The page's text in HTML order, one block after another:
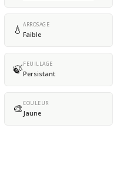
💧 ARROSAGE
Faible
🍃FEUILLAGE
Persistant
🎨COULEUR
Jaune